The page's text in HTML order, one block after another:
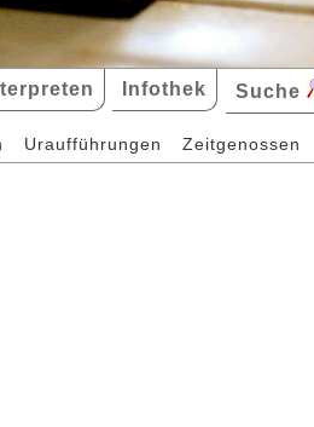
Infothek Suche
Uraufführungen Zeitgenossen